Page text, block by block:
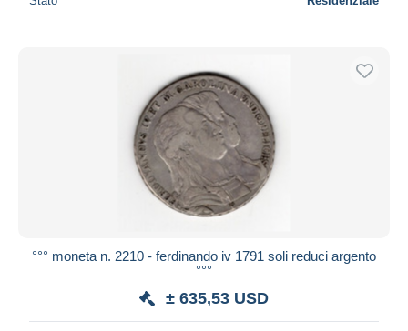
°°° moneta n. 2210 - ferdinando iv 1791 soli reduci argento
°°°
± 635,53 USD